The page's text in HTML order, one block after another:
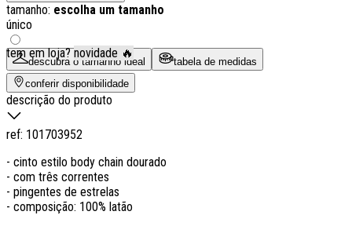
tamanho: escolha um tamanho
único
descubra o tamanho ideal tabela de medidas
tem em loja? novidade 🔥
conferir disponibilidade
descrição do produto
ref: 101703952
- cinto estilo body chain dourado
- com três correntes
- pingentes de estrelas
- composição: 100% latão